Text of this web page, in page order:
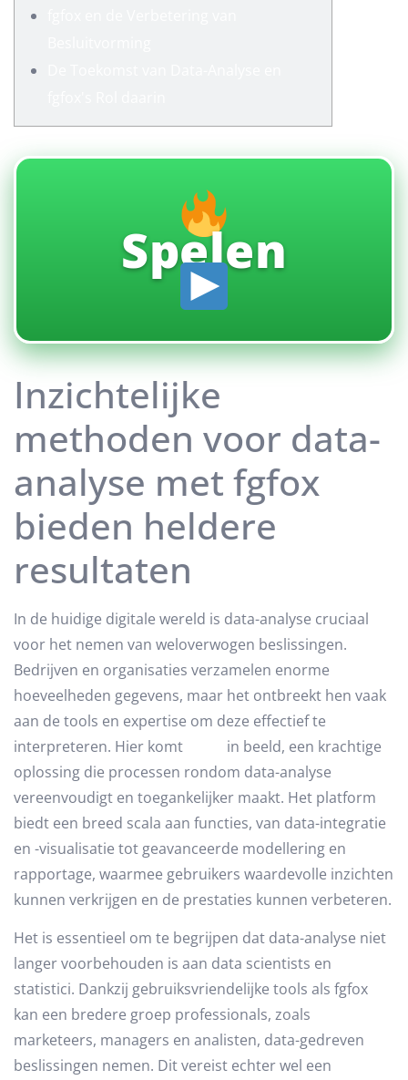
Spelen
Inzichtelijke
methoden voor data-
analyse met fgfox
bieden heldere
resultaten
In de huidige digitale wereld is data-analyse cruciaal
voor het nemen van weloverwogen beslissingen.
Bedrijven en organisaties verzamelen enorme
hoeveelheden gegevens, maar het ontbreekt hen vaak
aan de tools en expertise om deze effectief te
interpreteren. Hier komt
in beeld, een krachtige
oplossing die processen rondom data-analyse
vereenvoudigt en toegankelijker maakt. Het platform
biedt een breed scala aan functies, van data-integratie
en -visualisatie tot geavanceerde modellering en
rapportage, waarmee gebruikers waardevolle inzichten
kunnen verkrijgen en de prestaties kunnen verbeteren.
Het is essentieel om te begrijpen dat data-analyse niet
langer voorbehouden is aan data scientists en
statistici. Dankzij gebruiksvriendelijke tools als fgfox
kan een bredere groep professionals, zoals
marketeers, managers en analisten, data-gedreven
beslissingen nemen. Dit vereist echter wel een